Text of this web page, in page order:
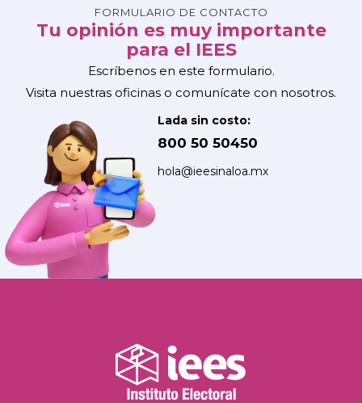
FORMULARIO DE CONTACTO
Tu opinión es muy importante
para el IEES
Escríbenos en este formulario.
Visita nuestras oficinas o comunícate con nosotros.
Lada sin costo:
800 50 50450
hola@ieesinaloa.mx